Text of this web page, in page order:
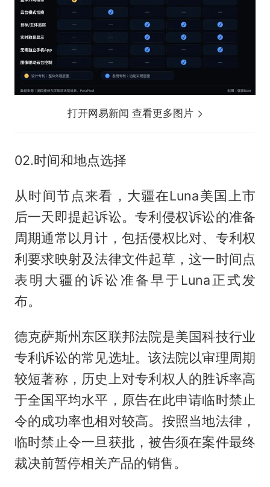
打开网易新闻 查看更多图片
02.时间和地点选择
从时间节点来看，大疆在Luna美国上市
后一天即提起诉讼。专利侵权诉讼的准备
周期通常以月计，包括侵权比对、专利权
利要求映射及法律文件起草，这一时间点
表明大疆的诉讼准备早于Luna正式发
布。
德克萨斯州东区联邦法院是美国科技行业
专利诉讼的常见选址。该法院以审理周期
较短著称，历史上对专利权人的胜诉率高
于全国平均水平，原告在此申请临时禁止
令的成功率也相对较高。按照当地法律，
临时禁止令一旦获批，被告须在案件最终
裁决前暂停相关产品的销售。